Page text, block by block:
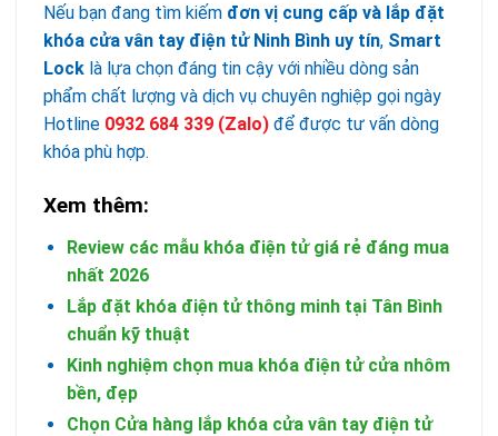
Nếu bạn đang tìm kiếm đơn vị cung cấp và lắp đặt
khóa cửa vân tay điện tử Ninh Bình uy tín, Smart
Lock là lựa chọn đáng tin cậy với nhiều dòng sản
phẩm chất lượng và dịch vụ chuyên nghiệp gọi ngày
Hotline 0932 684 339 (Zalo) để được tư vấn dòng
khóa phù hợp.
Xem thêm:
Review các mẫu khóa điện tử giá rẻ đáng mua
nhất 2026
Lắp đặt khóa điện tử thông minh tại Tân Bình
chuẩn kỹ thuật
Kinh nghiệm chọn mua khóa điện tử cửa nhôm
bền, đẹp
Chọn Cửa hàng lắp khóa cửa vân tay điện tử